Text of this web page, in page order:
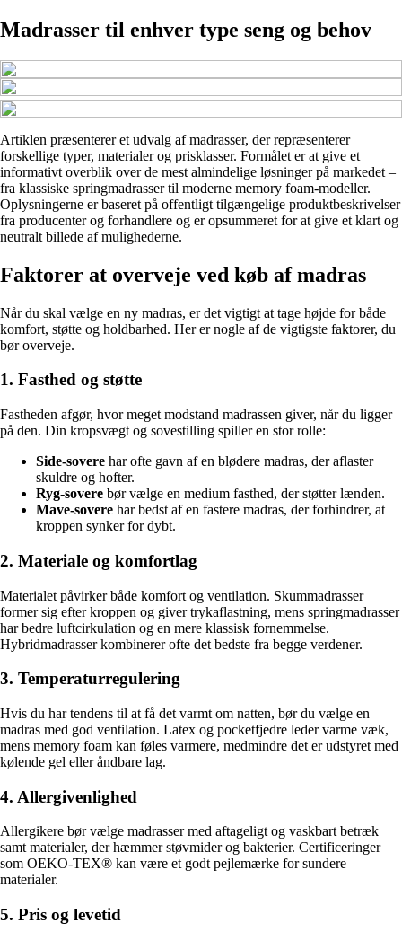
Madrasser til enhver type seng og behov
Artiklen præsenterer et udvalg af madrasser, der repræsenterer
forskellige typer, materialer og prisklasser. Formålet er at give et
informativt overblik over de mest almindelige løsninger på markedet –
fra klassiske springmadrasser til moderne memory foam-modeller.
Oplysningerne er baseret på offentligt tilgængelige produktbeskrivelser
fra producenter og forhandlere og er opsummeret for at give et klart og
neutralt billede af mulighederne.
Faktorer at overveje ved køb af madras
Når du skal vælge en ny madras, er det vigtigt at tage højde for både
komfort, støtte og holdbarhed. Her er nogle af de vigtigste faktorer, du
bør overveje.
1. Fasthed og støtte
Fastheden afgør, hvor meget modstand madrassen giver, når du ligger
på den. Din kropsvægt og sovestilling spiller en stor rolle:
Side-sovere har ofte gavn af en blødere madras, der aflaster
skuldre og hofter.
Ryg-sovere bør vælge en medium fasthed, der støtter lænden.
Mave-sovere har bedst af en fastere madras, der forhindrer, at
kroppen synker for dybt.
2. Materiale og komfortlag
Materialet påvirker både komfort og ventilation. Skummadrasser
former sig efter kroppen og giver trykaflastning, mens springmadrasser
har bedre luftcirkulation og en mere klassisk fornemmelse.
Hybridmadrasser kombinerer ofte det bedste fra begge verdener.
3. Temperaturregulering
Hvis du har tendens til at få det varmt om natten, bør du vælge en
madras med god ventilation. Latex og pocketfjedre leder varme væk,
mens memory foam kan føles varmere, medmindre det er udstyret med
kølende gel eller åndbare lag.
4. Allergivenlighed
Allergikere bør vælge madrasser med aftageligt og vaskbart betræk
samt materialer, der hæmmer støvmider og bakterier. Certificeringer
som OEKO-TEX® kan være et godt pejlemærke for sundere
materialer.
5. Pris og levetid